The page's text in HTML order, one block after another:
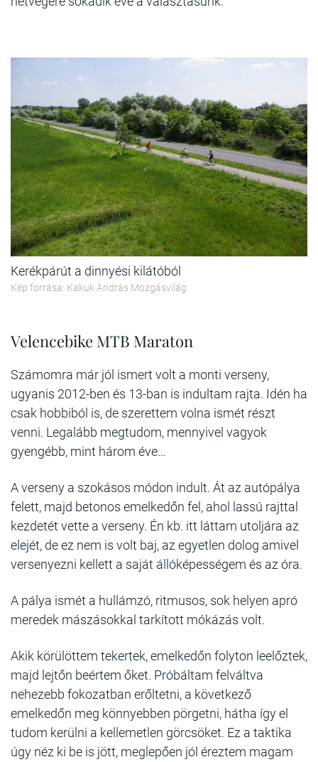
Kerékpárút a dinnyési kilátóból
Kép forrása: Kakuk András Mozgásvilág
Velencebike MTB Maraton
Számomra már jól ismert volt a monti verseny,
ugyanis 2012-ben és 13-ban is indultam rajta. Idén ha
csak hobbiból is, de szerettem volna ismét részt
venni. Legalább megtudom, mennyivel vagyok
gyengébb, mint három éve…
A verseny a szokásos módon indult. Át az autópálya
felett, majd betonos emelkedőn fel, ahol lassú rajttal
kezdetét vette a verseny. Én kb. itt láttam utoljára az
elejét, de ez nem is volt baj, az egyetlen dolog amivel
versenyezni kellett a saját állóképességem és az óra.
A pálya ismét a hullámzó, ritmusos, sok helyen apró
meredek mászásokkal tarkított mókázás volt.
Akik körülöttem tekertek, emelkedőn folyton leelőztek,
majd lejtőn beértem őket. Próbáltam felváltva
nehezebb fokozatban erőltetni, a következő
emelkedőn meg könnyebben pörgetni, hátha így el
tudom kerülni a kellemetlen görcsöket. Ez a taktika
úgy néz ki be is jött, meglepően jól éreztem magam